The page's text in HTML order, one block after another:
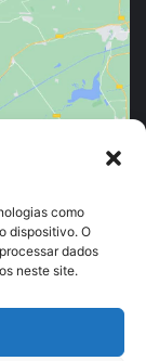
como
dispositivo. O
dados
neste site.
e